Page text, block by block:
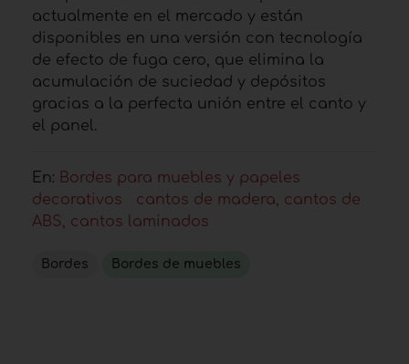
actualmente en el mercado y están
disponibles en una versión con tecnología
de efecto de fuga cero, que elimina la
acumulación de suciedad y depósitos
gracias a la perfecta unión entre el canto y
el panel.
En: Bordes para muebles y papeles
decorativos
cantos de madera, cantos de
ABS, cantos laminados
Bordes Bordes de muebles